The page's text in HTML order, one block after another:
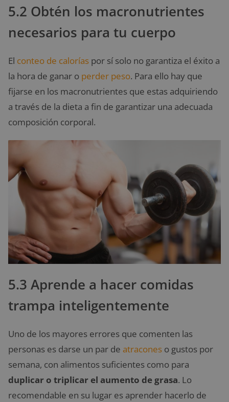
5.2 Obtén los macronutrientes
necesarios para tu cuerpo
El conteo de calorías por sí solo no garantiza el éxito a
la hora de ganar o perder peso. Para ello hay que
fijarse en los macronutrientes que estas adquiriendo
a través de la dieta a fin de garantizar una adecuada
composición corporal.
5.3 Aprende a hacer comidas
trampa inteligentemente
Uno de los mayores errores que comenten las
personas es darse un par de atracones o gustos por
semana, con alimentos suficientes como para
duplicar o triplicar el aumento de grasa. Lo
recomendable en su lugar es aprender hacerlo de